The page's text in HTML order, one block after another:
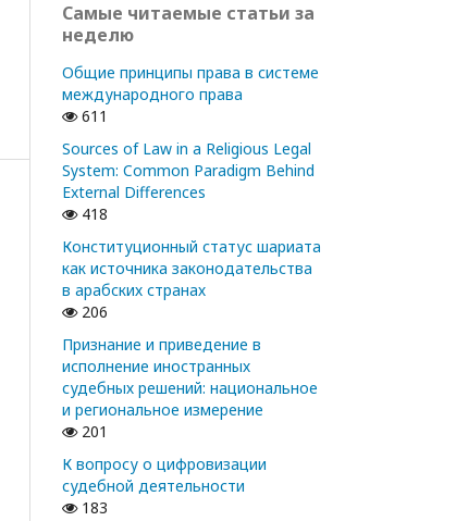
Самые читаемые статьи за
неделю
Общие принципы права в системе
международного права
611
Sources of Law in a Religious Legal
System: Common Paradigm Behind
External Differences
418
Конституционный статус шариата
как источника законодательства
в арабских странах
206
Признание и приведение в
исполнение иностранных
судебных решений: национальное
и региональное измерение
201
К вопросу о цифровизации
судебной деятельности
183